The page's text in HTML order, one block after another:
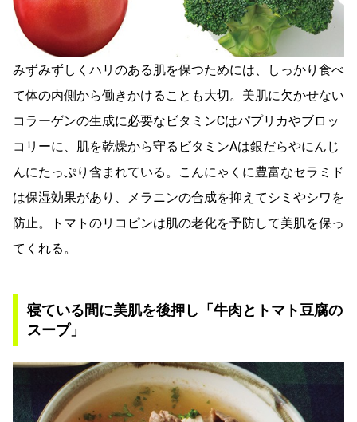
みずみずしくハリのある肌を保つためには、しっかり食べ
て体の内側から働きかけることも大切。美肌に欠かせない
コラーゲンの生成に必要なビタミンCはパプリカやブロッ
コリーに、肌を乾燥から守るビタミンAは銀だらやにんじ
んにたっぷり含まれている。こんにゃくに豊富なセラミド
は保湿効果があり、メラニンの合成を抑えてシミやシワを
防止。トマトのリコピンは肌の老化を予防して美肌を保っ
てくれる。
寝ている間に美肌を後押し「牛肉とトマト豆腐の
スープ」